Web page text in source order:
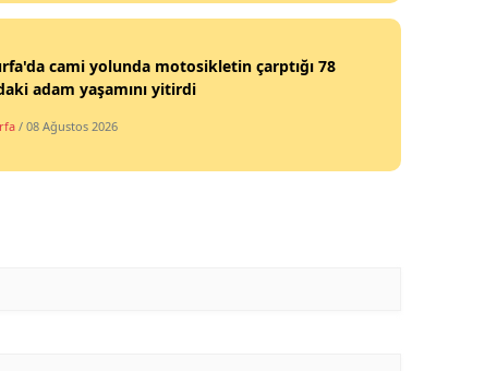
cami yolunda motosikletin çarptığı 78
adam yaşamını yitirdi
/ 08 Ağustos 2026